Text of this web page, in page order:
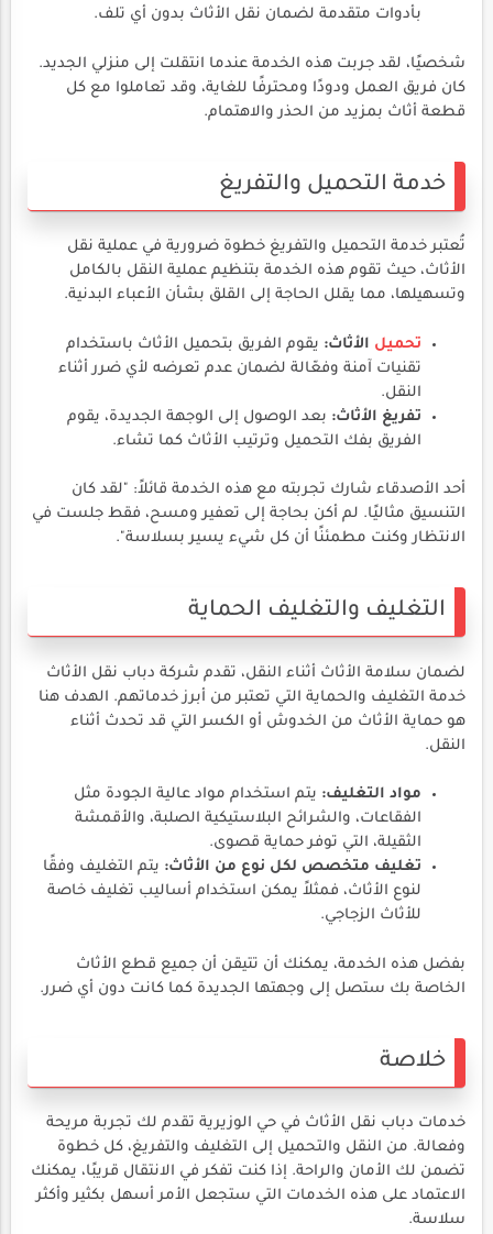
بأدوات متقدمة لضمان نقل الأثاث بدون أي تلف.
شخصيًا، لقد جربت هذه الخدمة عندما انتقلت إلى منزلي الجديد.
كان فريق العمل ودودًا ومحترفًا للغاية، وقد تعاملوا مع كل
قطعة أثاث بمزيد من الحذر والاهتمام.
خدمة التحميل والتفريغ
تُعتبر خدمة التحميل والتفريغ خطوة ضرورية في عملية نقل
الأثاث، حيث تقوم هذه الخدمة بتنظيم عملية النقل بالكامل
وتسهيلها، مما يقلل الحاجة إلى القلق بشأن الأعباء البدنية.
تحميل الأثاث: يقوم الفريق بتحميل الأثاث باستخدام
تقنيات آمنة وفعّالة لضمان عدم تعرضه لأي ضرر أثناء
النقل.
تفريغ الأثاث: بعد الوصول إلى الوجهة الجديدة، يقوم
الفريق بفك التحميل وترتيب الأثاث كما تشاء.
أحد الأصدقاء شارك تجربته مع هذه الخدمة قائلاً: "لقد كان
التنسيق مثاليًا. لم أكن بحاجة إلى تعفير ومسح، فقط جلست في
الانتظار وكنت مطمئنًا أن كل شيء يسير بسلاسة".
التغليف والتغليف الحماية
لضمان سلامة الأثاث أثناء النقل، تقدم شركة دباب نقل الأثاث
خدمة التغليف والحماية التي تعتبر من أبرز خدماتهم. الهدف هنا
هو حماية الأثاث من الخدوش أو الكسر التي قد تحدث أثناء
النقل.
مواد التغليف: يتم استخدام مواد عالية الجودة مثل
الفقاعات، والشرائح البلاستيكية الصلبة، والأقمشة
الثقيلة، التي توفر حماية قصوى.
تغليف متخصص لكل نوع من الأثاث: يتم التغليف وفقًا
لنوع الأثاث، فمثلاً يمكن استخدام أساليب تغليف خاصة
للأثاث الزجاجي.
بفضل هذه الخدمة، يمكنك أن تتيقن أن جميع قطع الأثاث
الخاصة بك ستصل إلى وجهتها الجديدة كما كانت دون أي ضرر.
خلاصة
خدمات دباب نقل الأثاث في حي الوزيرية تقدم لك تجربة مريحة
وفعالة. من النقل والتحميل إلى التغليف والتفريغ، كل خطوة
تضمن لك الأمان والراحة. إذا كنت تفكر في الانتقال قريبًا، يمكنك
الاعتماد على هذه الخدمات التي ستجعل الأمر أسهل بكثير وأكثر
سلاسة.